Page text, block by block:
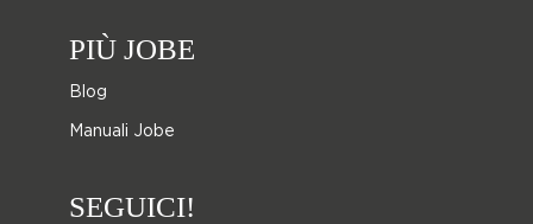
PIÙ JOBE
Blog
Manuali Jobe
SEGUICI!